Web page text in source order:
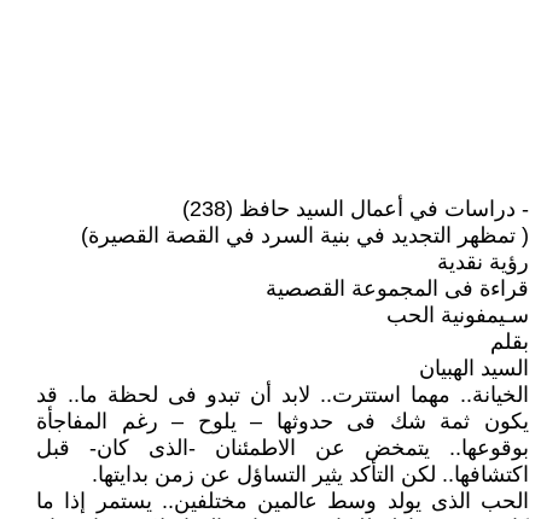
- دراسات في أعمال السيد حافظ (238)
( تمظهر التجديد في بنية السرد في القصة القصيرة)
رؤية نقدية
قراءة فى المجموعة القصصية
سـيمفونية الحب
بقلم
السيد الهبيان
الخيانة.. مهما استترت.. لابد أن تبدو فى لحظة ما.. قد
يكون ثمة شك فى حدوثها – يلوح – رغم المفاجأة
بوقوعها.. يتمخض عن الاطمئنان -الذى كان- قبل
اكتشافها.. لكن التأكد يثير التساؤل عن زمن بدايتها.
الحب الذى يولد وسط عالمين مختلفين.. يستمر إذا ما